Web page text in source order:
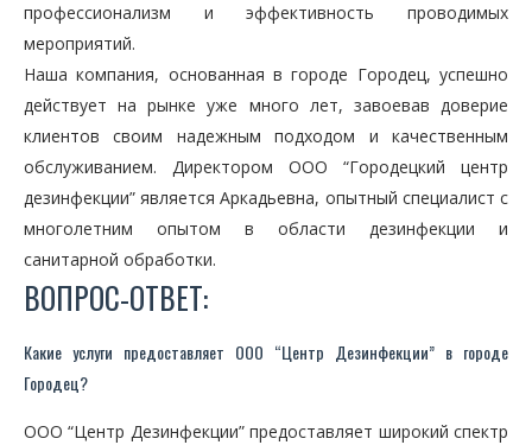
профессионализм и эффективность проводимых
мероприятий.
Наша компания, основанная в городе Городец, успешно
действует на рынке уже много лет, завоевав доверие
клиентов своим надежным подходом и качественным
обслуживанием. Директором ООО “Городецкий центр
дезинфекции” является Аркадьевна, опытный специалист с
многолетним опытом в области дезинфекции и
санитарной обработки.
ВОПРОС-ОТВЕТ:
Какие услуги предоставляет ООО “Центр Дезинфекции” в городе
Городец?
ООО “Центр Дезинфекции” предоставляет широкий спектр